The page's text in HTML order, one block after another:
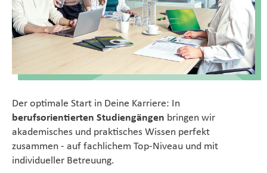
Non-Food
Compounds
Nachhaltigkeit
Benötigen Sie Hilfe?
SÜDPACK Corporate
Der optimale Start in Deine Karriere: In
berufsorientierten Studiengängen bringen wir
akademisches und praktisches Wissen perfekt
zusammen - auf fachlichem Top-Niveau und mit
individueller Betreuung.